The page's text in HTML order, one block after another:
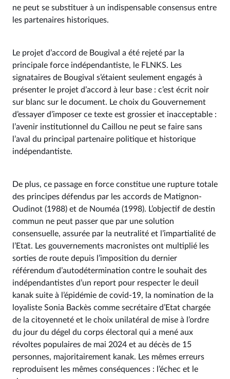
ne peut se substituer à un indispensable consensus entre
les partenaires historiques.
Le projet d’accord de Bougival a été rejeté par la
principale force indépendantiste, le FLNKS. Les
signataires de Bougival s’étaient seulement engagés à
présenter le projet d’accord à leur base : c’est écrit noir
sur blanc sur le document. Le choix du Gouvernement
d’essayer d’imposer ce texte est grossier et inacceptable :
l’avenir institutionnel du Caillou ne peut se faire sans
l’aval du principal partenaire politique et historique
indépendantiste.
De plus, ce passage en force constitue une rupture totale
des principes défendus par les accords de Matignon-
Oudinot (1988) et de Nouméa (1998). L’objectif de destin
commun ne peut passer que par une solution
consensuelle, assurée par la neutralité et l’impartialité de
l’Etat. Les gouvernements macronistes ont multiplié les
sorties de route depuis l’imposition du dernier
référendum d’autodétermination contre le souhait des
indépendantistes d’un report pour respecter le deuil
kanak suite à l’épidémie de covid-19, la nomination de la
loyaliste Sonia Backès comme secrétaire d’Etat chargée
de la citoyenneté et le choix unilatéral de mise à l’ordre
du jour du dégel du corps électoral qui a mené aux
révoltes populaires de mai 2024 et au décès de 15
personnes, majoritairement kanak. Les mêmes erreurs
reproduisent les mêmes conséquences : l’échec et le